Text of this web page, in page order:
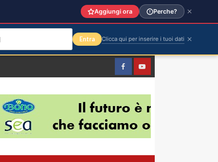
FacebookYountube
Aggiungi ora Perche?
Entra Clicca qui per inserire i tuoi dati